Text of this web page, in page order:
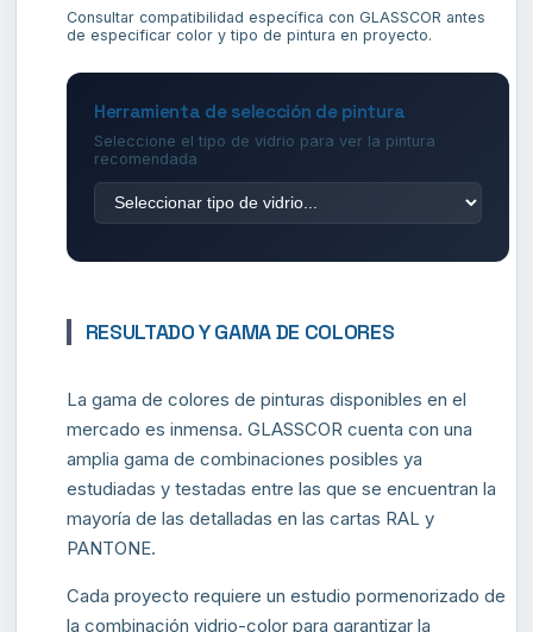
Consultar compatibilidad específica con GLASSCOR antes
de especificar color y tipo de pintura en proyecto.
Herramienta de selección de pintura
Seleccione el tipo de vidrio para ver la pintura
recomendada
RESULTADO Y GAMA DE COLORES
La gama de colores de pinturas disponibles en el
mercado es inmensa. GLASSCOR cuenta con una
amplia gama de combinaciones posibles ya
estudiadas y testadas entre las que se encuentran la
mayoría de las detalladas en las cartas RAL y
PANTONE.
Cada proyecto requiere un estudio pormenorizado de
la combinación vidrio-color para garantizar la